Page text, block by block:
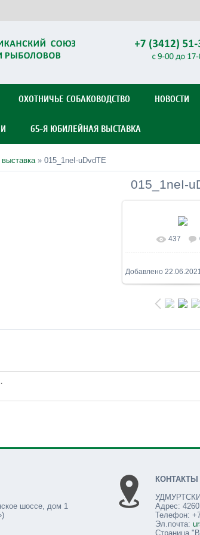
ОХОТНИЧЬЕ СОБАКОВОДСТВО НОВОСТИ
65-Я ЮБИЛЕЙНАЯ ВЫСТАВКА
» 015_1neI-uDvdTE
015_1neI-
В реальном
1600x900 /
437
Добавлено
шоссе, дом 1
КОНТАКТЫ
Адрес:
Телефон:
Эл.почта:
Страница